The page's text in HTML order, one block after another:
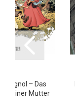
Pagnol – Das
meiner Mutter